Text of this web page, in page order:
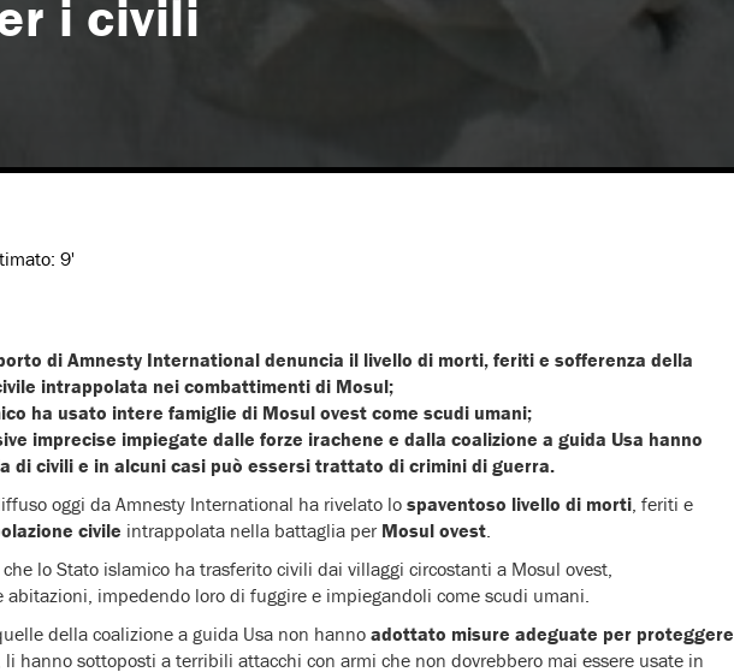
i civili
9'
di Amnesty International denuncia il livello di morti, feriti e sofferenza della
intrappolata nei combattimenti di Mosul;
ha usato intere famiglie di Mosul ovest come scudi umani;
imprecise impiegate dalle forze irachene e dalla coalizione a guida Usa hanno
di civili e in alcuni casi può essersi trattato di crimini di guerra.
oggi da Amnesty International ha rivelato lo spaventoso livello di morti , feriti e
civile intrappolata nella battaglia per Mosul ovest
lo Stato islamico ha trasferito civili dai villaggi circostanti a Mosul ovest,
impedendo loro di fuggire e impiegandoli come scudi umani.
della coalizione a guida Usa non hanno adottato misure adeguate per proteggere
li hanno sottoposti a terribili attacchi con armi che non dovrebbero mai essere usate in